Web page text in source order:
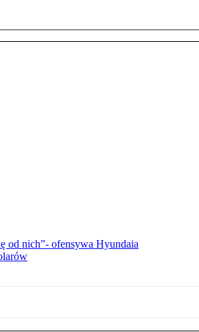
od nich”- ofensywa Hyundaia